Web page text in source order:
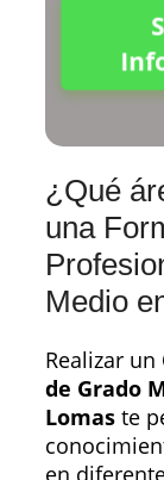
¿Qué
una
Medio
Realizar un
de Grado
Lomas te
en